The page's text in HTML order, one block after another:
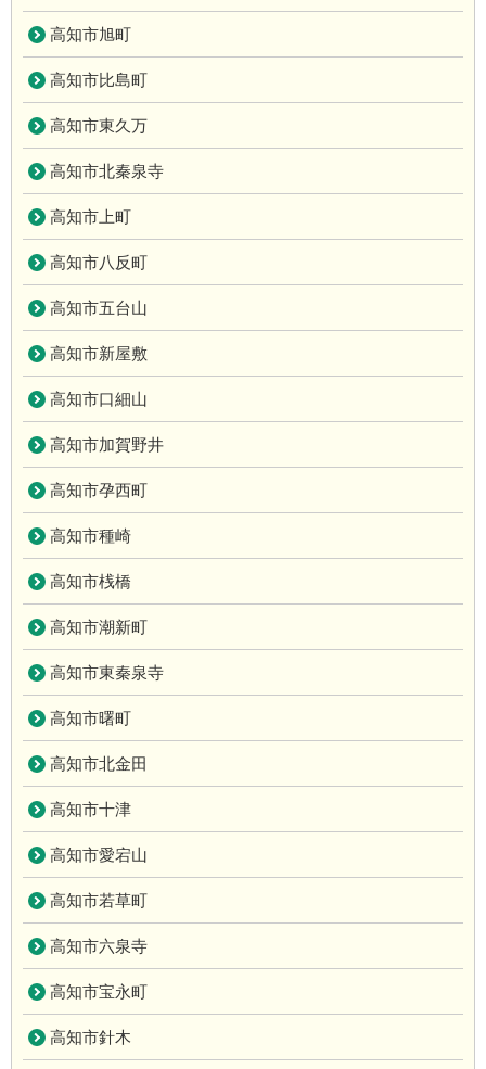
高知市旭町
高知市比島町
高知市東久万
高知市北秦泉寺
高知市上町
高知市八反町
高知市五台山
高知市新屋敷
高知市口細山
高知市加賀野井
高知市孕西町
高知市種崎
高知市桟橋
高知市潮新町
高知市東秦泉寺
高知市曙町
高知市北金田
高知市十津
高知市愛宕山
高知市若草町
高知市六泉寺
高知市宝永町
高知市針木